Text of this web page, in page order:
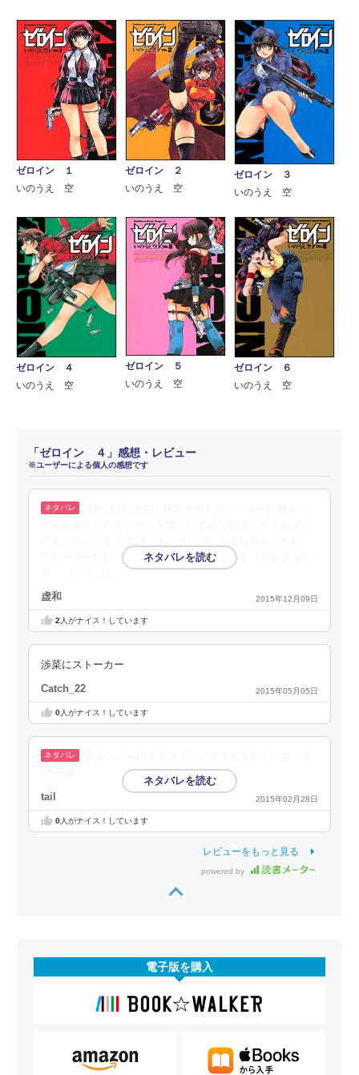
ゼロイン １
いのうえ 空
ゼロイン ２
いのうえ 空
ゼロイン ３
いのうえ 空
ゼロイン ４
いのうえ 空
ゼロイン ５
いのうえ 空
ゼロイン ６
いのうえ 空
「ゼロイン ４」感想・レビュー
※ユーザーによる個人の感想です
ストーカーに良くあることだけど、自分のモノだと思って
虚和 2015年12月09日
2人がナイス！しています
渉菜にストーカー
Catch_22 2015年05月05日
0人がナイス！しています
tail 2015年02月28日
0人がナイス！しています
レビューをもっと見る
powered by
電子版を購入